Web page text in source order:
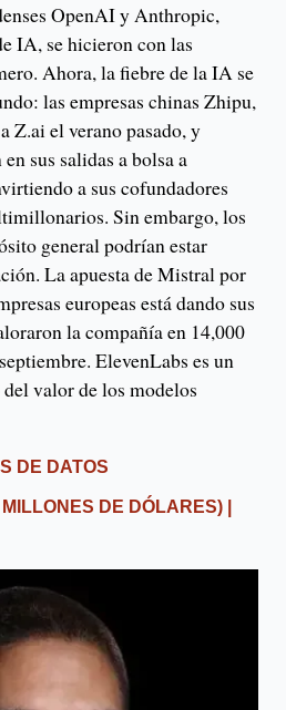
OpenAI y Anthropic,
IA, se hicieron con las
Ahora, la fiebre de la IA se
las empresas chinas Zhipu,
Z.ai el verano pasado, y
sus salidas a bolsa a
a sus cofundadores
Sin embargo, los
general podrían estar
La apuesta de Mistral por
europeas está dando sus
la compañía en 14,000
ElevenLabs es un
valor de los modelos
DE DATOS
DE DÓLARES) |